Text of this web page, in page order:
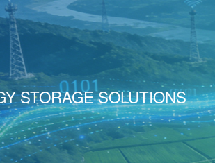
STORAGE SOLUTIONS